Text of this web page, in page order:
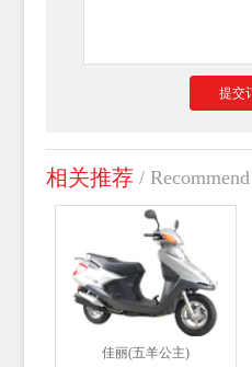
相关推荐 / Recommend
佳丽(五羊公主)